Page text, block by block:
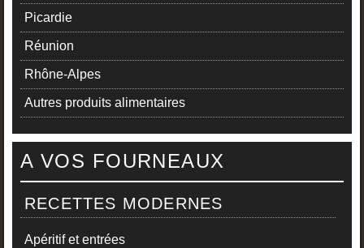
Picardie
Réunion
Rhône-Alpes
Autres produits alimentaires
A VOS FOURNEAUX
RECETTES MODERNES
Apéritif et entrées